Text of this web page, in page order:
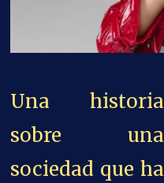
Una historia
sobre una
sociedad que ha